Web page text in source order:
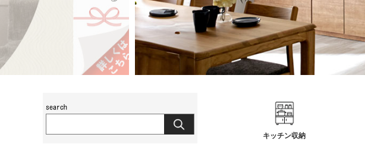
キッチン収納